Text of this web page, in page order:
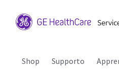
Shop Supporto